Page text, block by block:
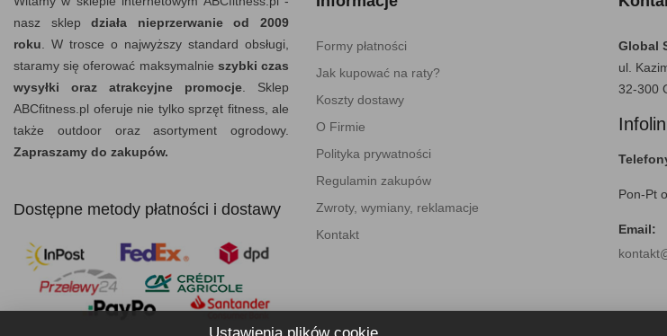
nasz sklepdziała nieprzerwanie od 2009
roku . W trosce o najwyższy standard obsługi,
staramy się oferować maksymalnie szybki czas
wysyłki oraz atrakcyjne promocje . Sklep
ABCfitness.pl oferuje nie tylko sprzęt fitness, ale
także outdoor oraz asortyment ogrodowy.
Zapraszamy do zakupów.
Dostępne metody płatności i dostawy
Formy płatności
Jak kupować na raty?
Koszty dostawy
O Firmie
Polityka prywatności
Regulamin zakupów
Zwroty, wymiany, reklamacje
Kontakt
Global
ul.
32-300
Pon-Pt
Email: